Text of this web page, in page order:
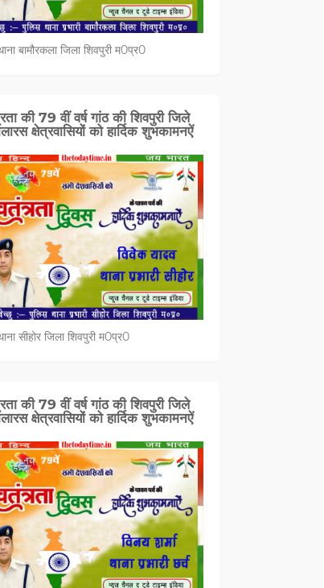
बामौरकला जिला शिवपुरी म0प्र0
की 79 वीं वर्ष गांठ की शिवपुरी जिले
क्षेत्रवासियों को हार्दिक शुभकामनऐं
सीहोर जिला शिवपुरी म0प्र0
की 79 वीं वर्ष गांठ की शिवपुरी जिले
क्षेत्रवासियों को हार्दिक शुभकामनऐं